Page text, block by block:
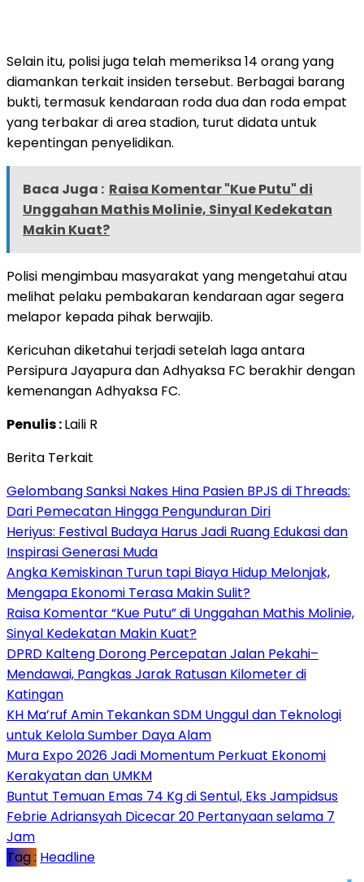
Selain itu, polisi juga telah memeriksa 14 orang yang
diamankan terkait insiden tersebut. Berbagai barang
bukti, termasuk kendaraan roda dua dan roda empat
yang terbakar di area stadion, turut didata untuk
kepentingan penyelidikan.
Baca Juga : Raisa Komentar "Kue Putu" di
Unggahan Mathis Molinie, Sinyal Kedekatan
Makin Kuat?
Polisi mengimbau masyarakat yang mengetahui atau
melihat pelaku pembakaran kendaraan agar segera
melapor kepada pihak berwajib.
Kericuhan diketahui terjadi setelah laga antara
Persipura Jayapura dan Adhyaksa FC berakhir dengan
kemenangan Adhyaksa FC.
Penulis :Laili R
Berita Terkait
Gelombang Sanksi Nakes Hina Pasien BPJS di Threads:
Dari Pemecatan Hingga Pengunduran Diri
Heriyus: Festival Budaya Harus Jadi Ruang Edukasi dan
Inspirasi Generasi Muda
Angka Kemiskinan Turun tapi Biaya Hidup Melonjak,
Mengapa Ekonomi Terasa Makin Sulit?
Raisa Komentar “Kue Putu” di Unggahan Mathis Molinie,
Sinyal Kedekatan Makin Kuat?
DPRD Kalteng Dorong Percepatan Jalan Pekahi–
Mendawai, Pangkas Jarak Ratusan Kilometer di
Katingan
KH Ma’ruf Amin Tekankan SDM Unggul dan Teknologi
untuk Kelola Sumber Daya Alam
Mura Expo 2026 Jadi Momentum Perkuat Ekonomi
Kerakyatan dan UMKM
Buntut Temuan Emas 74 Kg di Sentul, Eks Jampidsus
Febrie Adriansyah Dicecar 20 Pertanyaan selama 7
Jam
Tag : Headline